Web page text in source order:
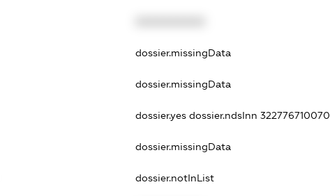
dossier.missingData
dossier.missingData
dossier.yes dossier.ndsInn 322776710070
dossier.missingData
dossier.notInList